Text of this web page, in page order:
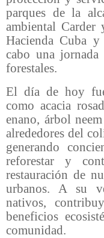
parques de la
ambiental Carder
Hacienda Cuba y
cabo una jornada
forestales.
El día de hoy
como acacia
enano, árbol
alrededores del
generando
reforestar y
restauración de
urbanos. A su
nativos,
beneficios
comunidad.